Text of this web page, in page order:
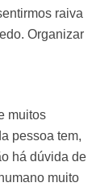
raiva
Organizar
muitos
pessoa tem,
há dúvida de
muito